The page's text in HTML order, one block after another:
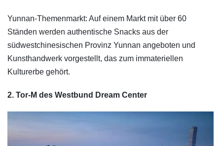
Yunnan-Themenmarkt: Auf einem Markt mit über 60
Ständen werden authentische Snacks aus der
südwestchinesischen Provinz Yunnan angeboten und
Kunsthandwerk vorgestellt, das zum immateriellen
Kulturerbe gehört.
2. Tor-M des Westbund Dream Center